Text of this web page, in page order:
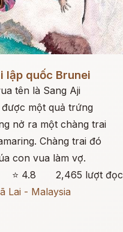
lập quốc Brunei
tên là Sang Aji
một quả trứng
nở ra một chàng trai
Chàng trai đó
con vua làm vợ.
⭐ 4.8
2,465 lượt đọc
Lai - Malaysia